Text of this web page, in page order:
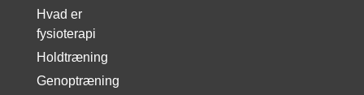
Hvad er
fysioterapi
Holdtræning
Genoptræning